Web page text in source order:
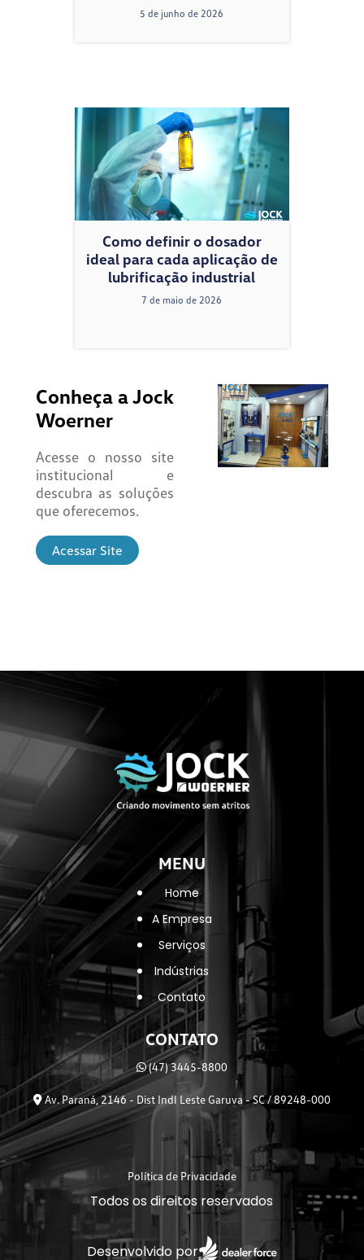
5 de junho de 2026
Como definir o dosador
ideal para cada aplicação de
lubrificação industrial
7 de maio de 2026
Conheça a Jock
Woerner
Acesse o nosso site
institucional e
descubra as soluções
que oferecemos.
Acessar Site
MENU
Home
A Empresa
Serviços
Indústrias
Contato
CONTATO
(47) 3445-8800
Av. Paraná, 2146 - Dist Indl Leste Garuva - SC / 89248-000
Todos os direitos reservados
Política de Privacidade
Desenvolvido por